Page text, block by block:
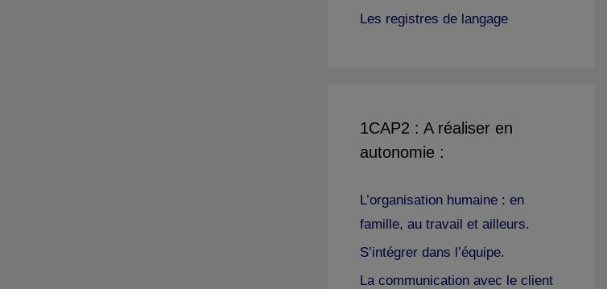
Les registres de langage
1CAP2 : A réaliser en
autonomie :
L’organisation humaine : en
famille, au travail et ailleurs.
S’intégrer dans l’équipe.
La communication avec le client